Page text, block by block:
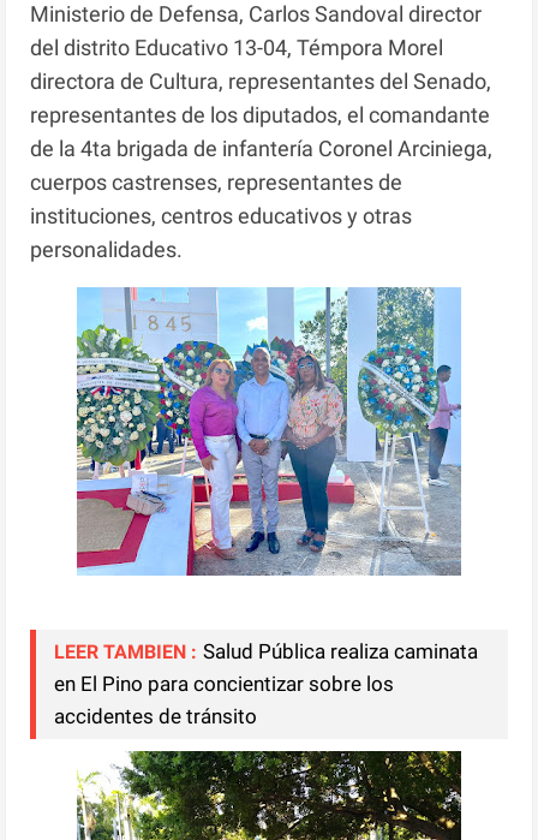
Ministerio de Defensa, Carlos Sandoval director
del distrito Educativo 13-04, Témpora Morel
directora de Cultura, representantes del Senado,
representantes de los diputados, el comandante
de la 4ta brigada de infantería Coronel Arciniega,
cuerpos castrenses, representantes de
instituciones, centros educativos y otras
personalidades.
LEER TAMBIEN : Salud Pública realiza caminata
en El Pino para concientizar sobre los
accidentes de tránsito